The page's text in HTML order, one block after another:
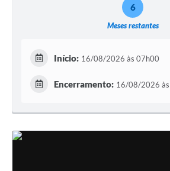
Meses restantes
6
Início: 16/08/2026 às 07h00
Encerramento: 16/08/2026